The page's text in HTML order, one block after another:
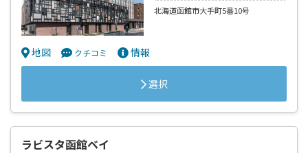
北海道函館市大手町5番10号
地図 クチコミ 情報
選択
ラビスタ函館ベイ